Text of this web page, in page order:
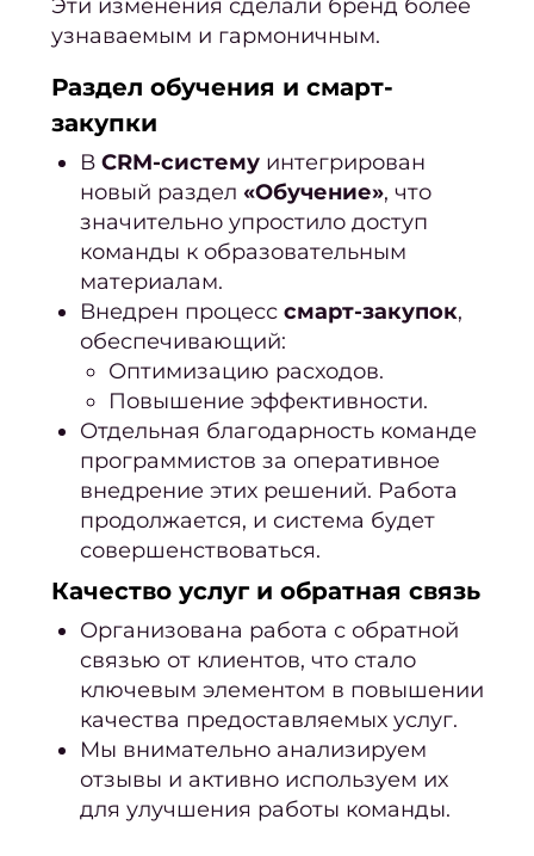
Эти изменения сделали бренд более
узнаваемым и гармоничным.
Раздел обучения и смарт-
закупки
В CRM-системуинтегрирован
новый раздел «Обучение», что
значительно упростило доступ
команды к образовательным
материалам.
Внедрен процесс смарт-закупок,
обеспечивающий:
Оптимизацию расходов.
Повышение эффективности.
Отдельная благодарность команде
программистов за оперативное
внедрение этих решений. Работа
продолжается, и система будет
совершенствоваться.
Качество услуг и обратная связь
Организована работа с обратной
связью от клиентов, что стало
ключевым элементом в повышении
качества предоставляемых услуг.
Мы внимательно анализируем
отзывы и активно используем их
для улучшения работы команды.